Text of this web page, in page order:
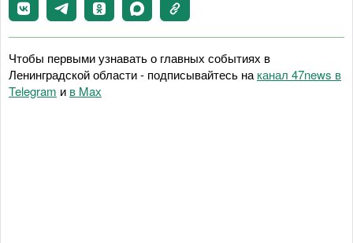
Чтобы первыми узнавать о главных событиях в
Ленинградской области - подписывайтесь на канал 47news в
Telegram и в Maх